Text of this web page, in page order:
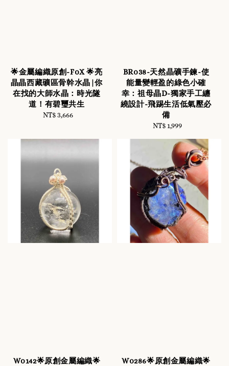
🌟金屬編織原創-F0X 🌟亮
晶晶西藏礦區骨幹水晶|你
在找的大師水晶：時光隧
道！有碧璽共生
Regular
NT$ 3,666
BR038-天然晶礦手鍊-使
能量變輕盈的綠色小確
幸：祖母晶D-獨家手工纏
繞設計-飛踢生活低氣壓必
備
Regular
NT$ 1,999
W0142🌟原創金屬編織🌟
W0286🌟原創金屬編織🌟